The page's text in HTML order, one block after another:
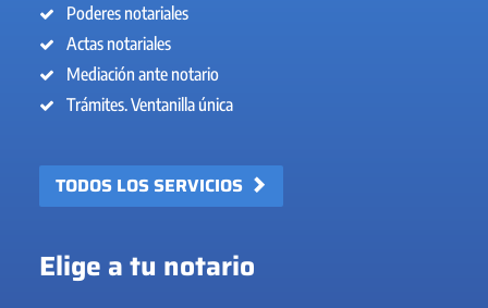
Poderes notariales
Actas notariales
Mediación ante notario
Trámites. Ventanilla única
TODOS LOS SERVICIOS
Elige a tu notario